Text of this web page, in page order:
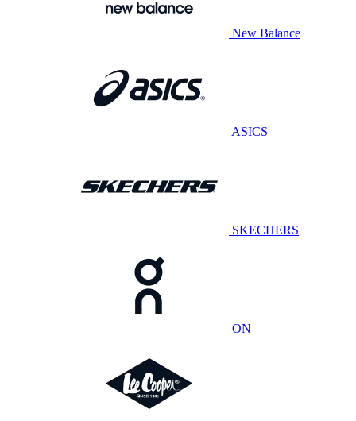
New Balance
ASICS
SKECHERS
ON